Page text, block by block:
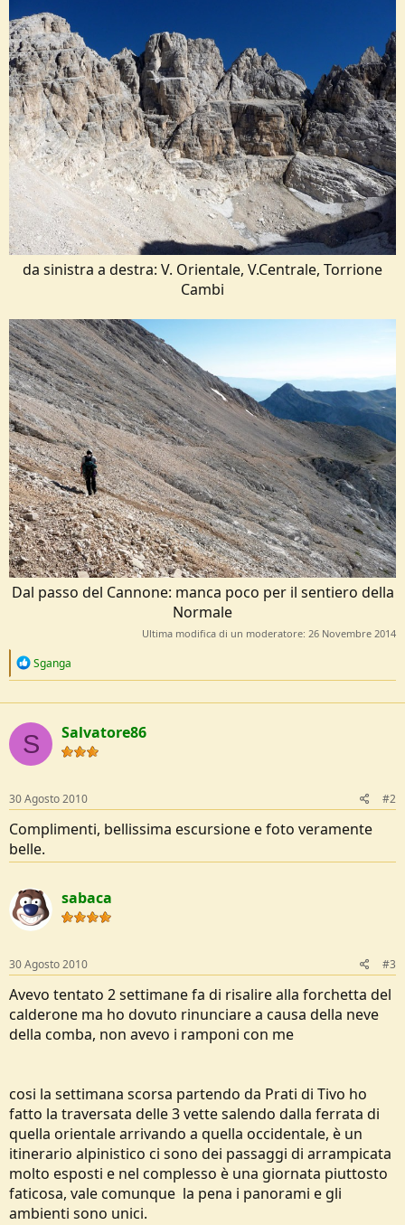
da sinistra a destra: V. Orientale, V.Centrale, Torrione
Cambi​
Dal passo del Cannone: manca poco per il sentiero della
Normale​
Ultima modifica di un moderatore: 26 Novembre 2014
R
c
t
i
o
n
Sganga
S Salvatore86
30 Agosto 2010 #2
Complimenti, bellissima escursione e foto veramente
belle.
sabaca
30 Agosto 2010 #3
Avevo tentato 2 settimane fa di risalire alla forchetta del
calderone ma ho dovuto rinunciare a causa della neve
della comba, non avevo i ramponi con me
cosi la settimana scorsa partendo da Prati di Tivo ho
fatto la traversata delle 3 vette salendo dalla ferrata di
quella orientale arrivando a quella occidentale, è un
itinerario alpinistico ci sono dei passaggi di arrampicata
molto esposti e nel complesso è una giornata piuttosto
faticosa, vale comunque la pena i panorami e gli
ambienti sono unici.